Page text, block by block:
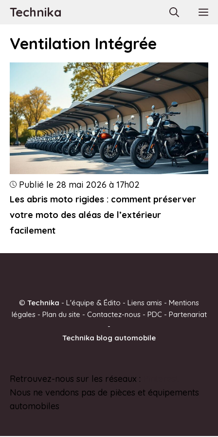
AllerTechnika
Ventilation Intégrée
Les abris moto rigides : comment préserver
votre moto des aléas de l’extérieur
facilement
Publié le 28 mai 2026 à 17h02
© Technika - L'équipe & Édito - Liens amis - Mentions
légales- Plan du site - Contactez-nous- PDC - Partenariat
-
Technika blog automobile
Retrouvez-nous sur les réseaux :
Nous ne vendons pas de pièces et équipements
automobiles